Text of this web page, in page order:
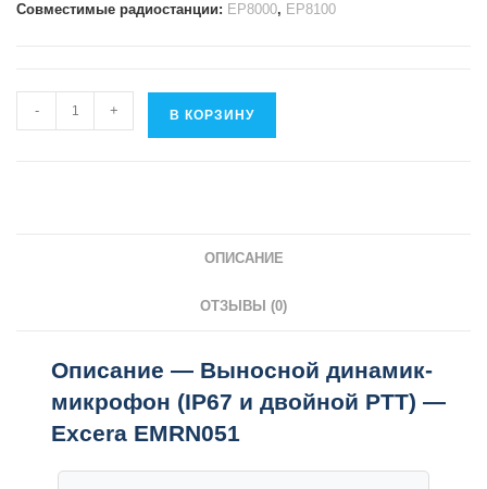
Совместимые радиостанции: EP8000, EP8100
Количество
товара
Excera
EMRN051
- + В КОРЗИНУ
ОПИСАНИЕ
ОТЗЫВЫ (0)
Описание — Выносной динамик-
микрофон (IP67 и двойной PTT) —
Excera EMRN051